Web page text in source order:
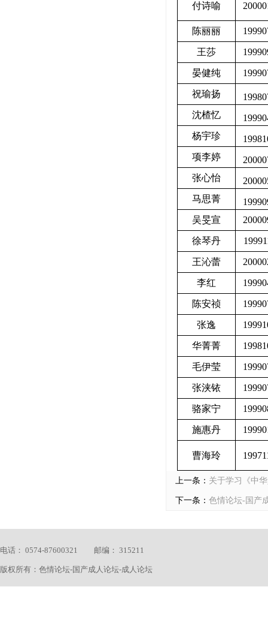
付诗喻
陈丽丽
王莎
晏健纯
祝瑜扬
沈楂忆
杨宇珍
项李婷
张心怡
马思菁
吴旻宣
徐琴丹
王沁蕾
李红
陈安祯
张逸
华菁菁
毛伊莹
张浃铱
骆家宁
施惠丹
曹海玲
上一条： 关于学习《中
下一条： 色情论坛-国产
电话： 0574-87600321 邮编： 315211
版权所有：色情论坛-国产成人论坛-成人论坛